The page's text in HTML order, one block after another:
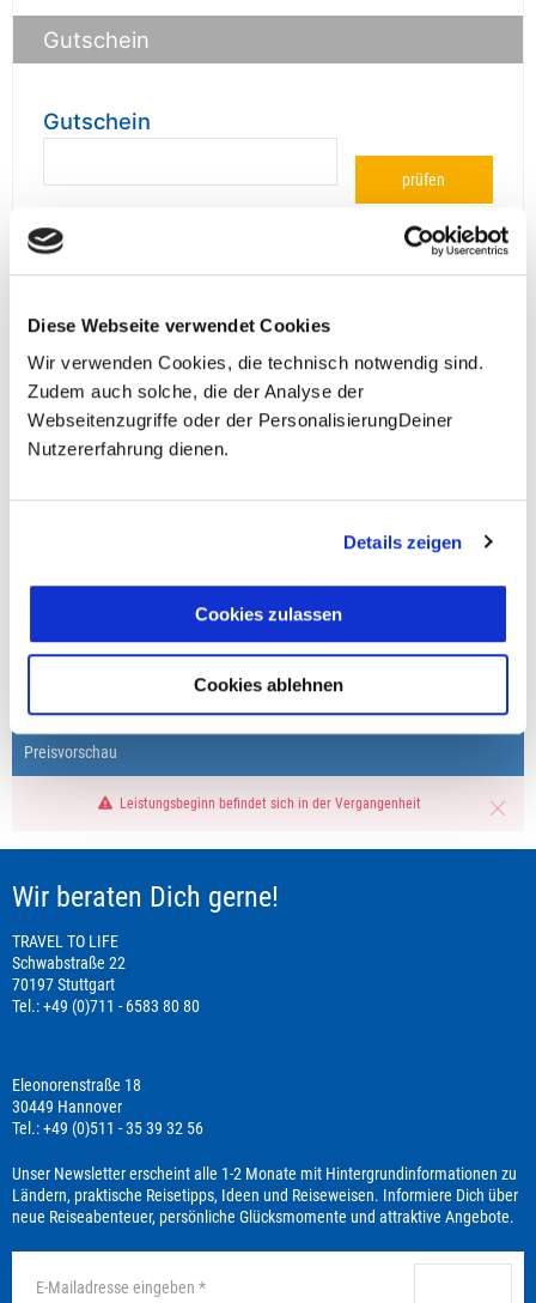
Diese Webseite verwendet Cookies
Wir verwenden Cookies, die technisch notwendig sind.
Zudem auch solche, die der Analyse der
Webseitenzugriffe oder der PersonalisierungDeiner
Nutzererfahrung dienen.
Details zeigen
Cookies zulassen
Cookies ablehnen
Gutschein
Gutschein
prüfen
**Halbes Doppelzimmer: Zwei gleichgeschlechtliche
Personen teilen sich die Unterkunft. Wir berechnen (je
nach Reise) bei Buchung entweder den halben, einen
reduzierten oder den gesamten Einzelzimmerzuschlag.
Finden wir eine/n Partner/in, dann erhältst Du den
Zuschlag zurück.
Unsere Reisen und Seminare sind nicht barrierefrei.
Fragen zur Buchung?
+49 (0)711 - 6583 80 80
Preisvorschau
Leistungsbeginn befindet sich in der Vergangenheit
Wir beraten Dich gerne!
TRAVEL TO LIFE
Schwabstraße 22
70197 Stuttgart
Tel.: +49 (0)711 - 6583 80 80
Eleonorenstraße 18
30449 Hannover
Tel.: +49 (0)511 - 35 39 32 56
Unser Newsletter erscheint alle 1-2 Monate mit Hintergrundinformationen zu
Ländern, praktische Reisetipps, Ideen und Reiseweisen. Informiere Dich über
neue Reiseabenteuer, persönliche Glücksmomente und attraktive Angebote.